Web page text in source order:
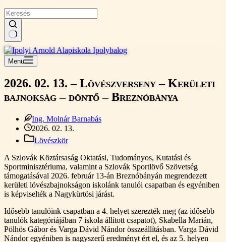
Nincs
találat
Menü
2026. 02. 13. – Lövészverseny – Kerületi
bajnokság – döntő – Breznóbánya
Ing. Molnár Barnabás
2026. 02. 13.
Lövészkör
A Szlovák Köztársaság Oktatási, Tudományos, Kutatási és
Sportminisztériuma, valamint a Szlovák Sportlövő Szövetség
támogatásával 2026. február 13-án Breznóbányán megrendezett
kerületi lövészbajnokságon iskolánk tanulói csapatban és egyéniben
is képviselték a Nagykürtösi járást.
Idősebb tanulóink csapatban a 4. helyet szerezték meg (az idősebb
tanulók kategóriájában 7 iskola állított csapatot), Skabella Marián,
Pölhös Gábor és Varga Dávid Nándor összeállításban. Varga Dávid
Nándor egyéniben is nagyszerű eredményt ért el, és az 5. helyen